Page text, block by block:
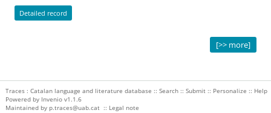
Detailed record
[>> more]
Traces : Catalan language and literature database :: Search:: Submit:: Personalize :: Help
Powered by Inveniov1.1.6
Maintained by p.traces@uab.cat:: Legal note